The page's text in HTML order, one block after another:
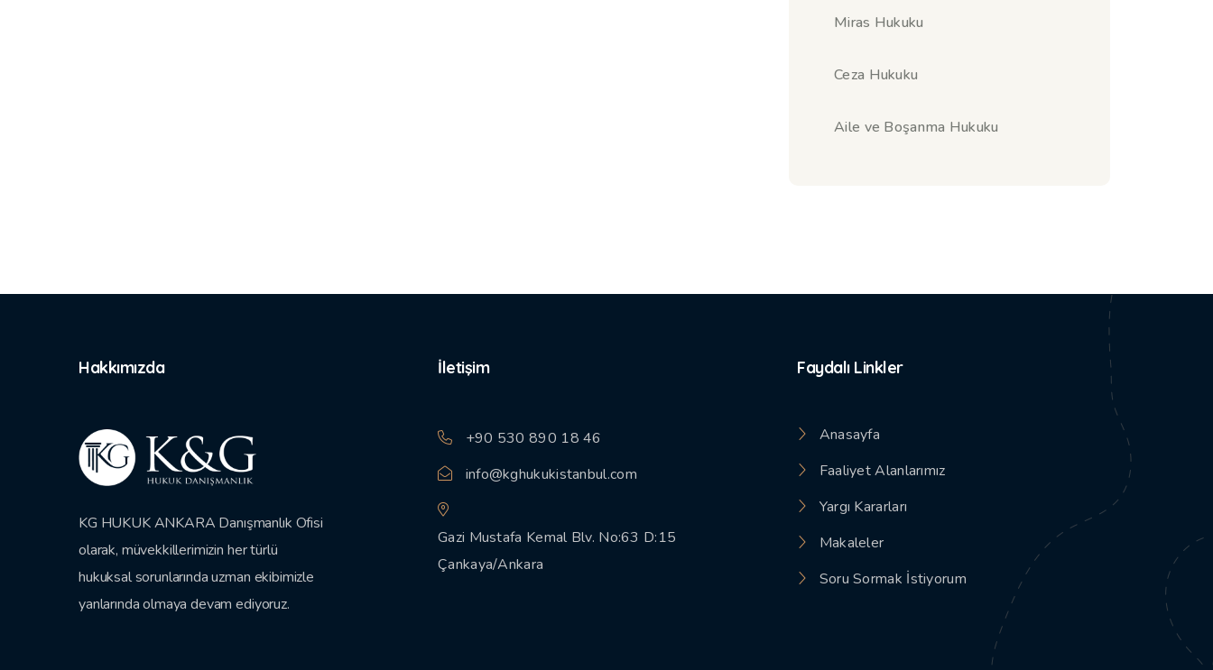
Miras Hukuku
Ceza Hukuku
Aile ve Boşanma Hukuku
Hakkımızda
KG HUKUK ANKARA Danışmanlık Ofisi
olarak, müvekkillerimizin her türlü
hukuksal sorunlarında uzman ekibimizle
yanlarında olmaya devam ediyoruz.
İletişim
+90 530 890 18 46
info@kghukukistanbul.com
Gazi Mustafa Kemal Blv. No:63 D:15
Çankaya/Ankara
Faydalı Linkler
Anasayfa
Faaliyet Alanlarımız
Yargı Kararları
Makaleler
Soru Sormak İstiyorum